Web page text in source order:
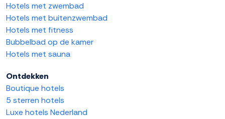
Hotels met zwembad
Hotels met buitenzwembad
Hotels met fitness
Bubbelbad op de kamer
Hotels met sauna
Ontdekken
Boutique hotels
5 sterren hotels
Luxe hotels Nederland